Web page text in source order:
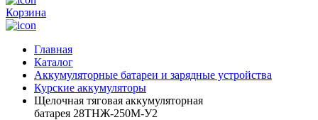
Корзина
Главная
Каталог
Аккумуляторные батареи и зарядные устройства
Курские аккумуляторы
Щелочная тяговая аккумуляторная
батарея 28ТНЖ-250М-У2